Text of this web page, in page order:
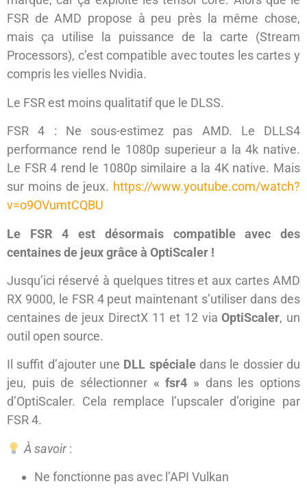
FSR de AMD propose à peu près la même chose,
mais ça utilise la puissance de la carte (Stream
Processors), c’est compatible avec toutes les cartes y
compris les vielles Nvidia.
Le FSR est moins qualitatif que le DLSS.
FSR 4 : Ne sous-estimez pas AMD. Le DLLS4
performance rend le 1080p superieur a la 4k native.
Le FSR 4 rend le 1080p similaire a la 4K native. Mais
sur moins de jeux. https://www.youtube.com/watch?
v=o9OVumtCQBU
Le FSR 4 est désormais compatible avec des
centaines de jeux grâce à OptiScaler !
Jusqu’ici réservé à quelques titres et aux cartes AMD
RX 9000, le FSR 4 peut maintenant s’utiliser dans des
centaines de jeux DirectX 11 et 12 viaOptiScaler, un
outil open source.
Il suffit d’ajouter une DLL spécialedans le dossier du
jeu, puis de sélectionner « fsr4 » dans les options
d’OptiScaler. Cela remplace l’upscaler d’origine par
FSR 4.
À savoir:
Ne fonctionne pas avec l’API Vulkan